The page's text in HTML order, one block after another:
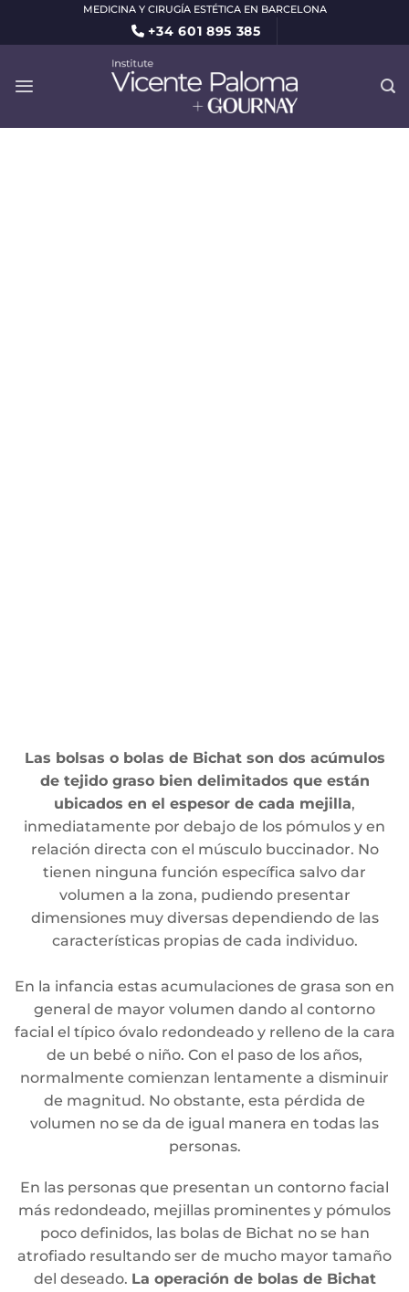
MEDICINA Y CIRUGÍA ESTÉTICA EN BARCELONA
+34 601 895 385
Las bolsas o bolas de Bichat son dos acúmulos
de tejido graso bien delimitados que están
ubicados en el espesor de cada mejilla,
inmediatamente por debajo de los pómulos y en
relación directa con el músculo buccinador. No
tienen ninguna función específica salvo dar
volumen a la zona, pudiendo presentar
dimensiones muy diversas dependiendo de las
características propias de cada individuo.
En la infancia estas acumulaciones de grasa son en
general de mayor volumen dando al contorno
facial el típico óvalo redondeado y relleno de la cara
de un bebé o niño. Con el paso de los años,
normalmente comienzan lentamente a disminuir
de magnitud. No obstante, esta pérdida de
volumen no se da de igual manera en todas las
personas.
En las personas que presentan un contorno facial
más redondeado, mejillas prominentes y pómulos
poco definidos, las bolas de Bichat no se han
atrofiado resultando ser de mucho mayor tamaño
del deseado. La operación de bolas de Bichat